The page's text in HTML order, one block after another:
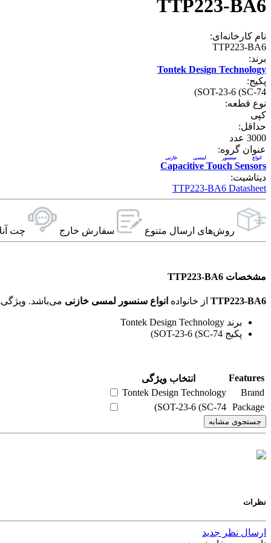
TTP223-BA6
نام کارخانه‌ای:
TTP223-BA6
برند:
Tontek Design Technology
پکیج:
SOT-23-6 (SC-74)
نوع قطعه:
کپی
حداقل:
3000 عدد
عنوان گروه:
Capacitive Touch Sensors
انواع سنسور لمسی خازنی
دیتاشیت:
TTP223-BA6 Datasheet
روش‌های ارسال‌ متنوع سفارش خارج چت
مشخصات TTP223-BA6
TTP223-BA6 از خانواده انواع سنسور لمسی خازنی
برند Tontek Design Technology
پکیج SOT-23-6 (SC-74)
Features
انتخاب ویژگی
Brand
Tontek Design Technology
Package
SOT-23-6 (SC-74)
جستجوی مشابه
نظرات
ارسال نظر جدید